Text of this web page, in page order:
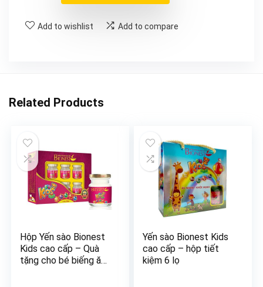
Add to wishlist Add to compare
Related Products
Hộp Yến sào Bionest
Kids cao cấp – Quà
tặng cho bé biếng ăn
Yến sào Bionest Kids
cao cấp – hộp tiết
kiệm 6 lọ